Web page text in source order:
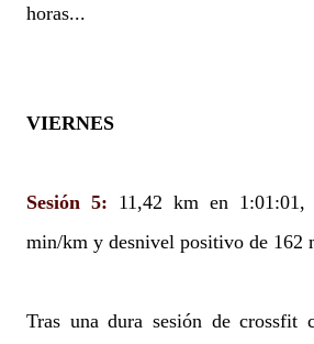
horas...
VIERNES
Sesión 5: 11,42 km en
min/km y desnivel positivo de 162
Tras una dura sesión de crossfit